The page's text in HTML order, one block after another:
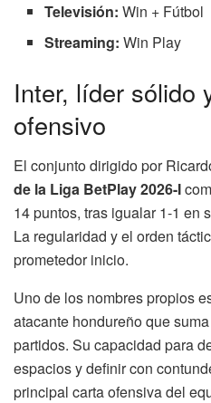
Televisión: Win + Fútbol
Streaming: Win Play
Inter, líder sólido
ofensivo
El conjunto dirigido por
de la Liga BetPlay 2026-I
14 puntos, tras igualar 1-1 en
La regularidad y el orden
prometedor inicio.
Uno de los nombres propios
atacante hondureño que
partidos. Su capacidad para
espacios y definir con
principal carta ofensiva del